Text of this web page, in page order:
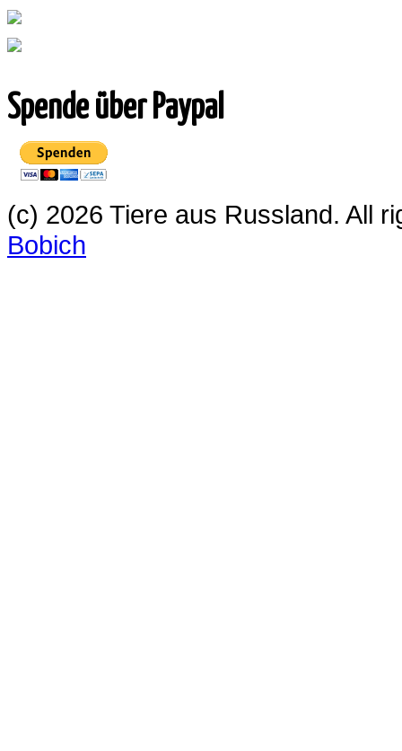
Spende über Paypal
(c) 2026 Tiere aus Russland. All
Bobich